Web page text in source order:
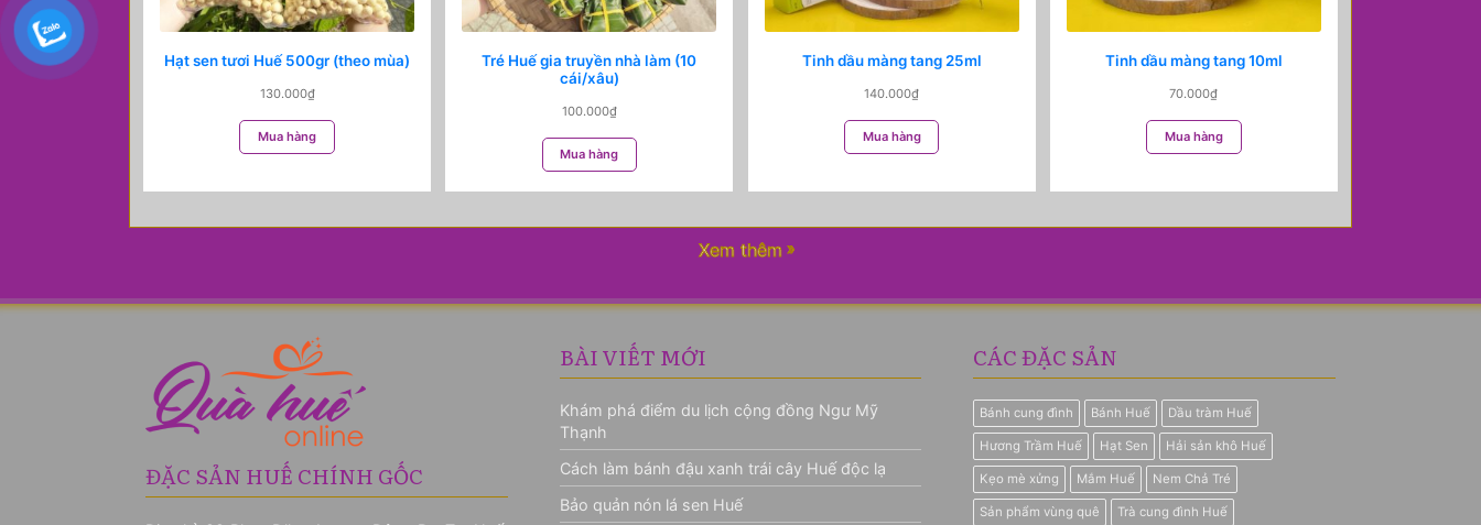
Hạt sen tươi Huế 500gr (theo mùa)
130.000₫
Mua hàng
Tré Huế gia truyền nhà làm (10
cái/xâu)
100.000₫
Mua hàng
Tinh dầu màng tang 25ml
140.000₫
Mua hàng
Tinh dầu màng tang 10ml
70.000₫
Mua hàng
Xem thêm
ĐẶC SẢN HUẾ CHÍNH GỐC
BÀI VIẾT MỚI
Khám phá điểm du lịch cộng đồng Ngư Mỹ
Thạnh
Cách làm bánh đậu xanh trái cây Huế độc lạ
Bảo quản nón lá sen Huế
CÁC ĐẶC SẢN
Bánh cung đình Bánh Huế Dầu tràm Huế
Hương Trầm Huế Hạt Sen Hải sản khô Huế
Kẹo mè xửng Mắm Huế Nem Chả Tré
Sản phẩm vùng quê Trà cung đình Huế